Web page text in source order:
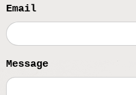
Email
Message